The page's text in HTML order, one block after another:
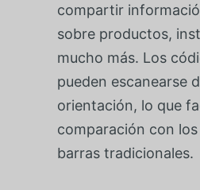
compartir
sobre productos,
mucho más. Los
pueden escanearse
orientación, lo que
comparación con
barras tradicionales.